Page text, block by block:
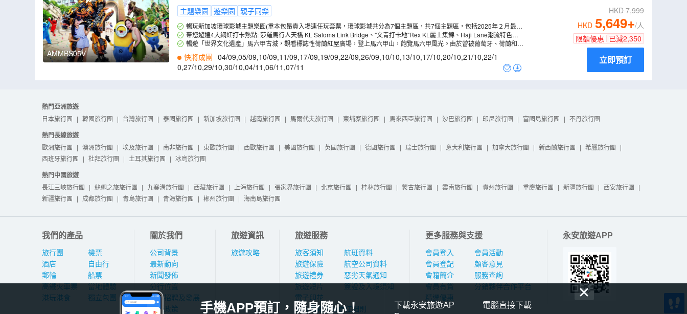
AMMBS05V
主題樂園 遊樂園 親子同樂
暢玩新加坡環球影城主題樂園(重本包昂貴入場連任玩套票，環球影城共分為7個主題區，共7個主題區，包括2025年２月最新
推出的「小小兵樂園」，以《神偷奶爸》和《小小兵》系列電影為主題、世界最高的雙軌過山車等。更可於世界級的節慶大道TM
購買限量紀念品、品嚐地道美食，盡興而歸。
帶您遊遍4大網紅打卡熱點: 莎羅馬行人天橋 KL Saloma Link Bridge、"文青打卡地"Rex KL麗士集錦、Haji Lane潮流特色小
巷、七彩階梯"黑風洞。
暢遊「世界文化遺產」馬六甲古城，觀看標誌性荷蘭紅屋廣場，登上馬六甲山，飽覽馬六甲風光。由於曾被葡萄牙、荷蘭和英
國殖民統治，所以遺留了許多殖民時期的古建築，當中以東亞地區最古老的荷蘭式建築物～荷蘭紅屋最為著名。還有紅教堂、葡
萄牙城堡、聖保羅大教堂等，形成一個古城區。
快將成團 04/09,05/09,10/09,11/09,17/09,19/09,22/09,26/09,10/10,13/10,17/10,20/10,21/10,22/1
0,27/10,29/10,30/10,04/11 ,06/11 ,07/11
HKD7,999
HKD 5,649+/人
限額優惠 已減2,350
立即預訂
熱門亞洲旅遊
日本旅行團 | 韓國旅行團 | 台灣旅行團 | 泰國旅行團 | 新加坡旅行團 | 越南旅行團 | 馬爾代夫旅行團 | 柬埔寨旅行團 | 馬來西亞旅行團 | 沙巴旅行團 | 印尼旅行團 | 富國島旅行團 | 不丹旅行團
熱門長線旅遊
歐洲旅行團 | 澳洲旅行團 | 埃及旅行團 | 南非旅行團 | 東歐旅行團 | 西歐旅行團 | 美國旅行團 | 英國旅行團 | 德國旅行團 | 瑞士旅行團 | 意大利旅行團 | 加拿大旅行團 | 新西蘭旅行團 | 希臘旅行團 |
西班牙旅行團 | 杜拜旅行團 | 土耳其旅行團 | 冰島旅行團
熱門中國旅遊
長江三峽旅行團 | 絲綢之旅旅行團 | 九寨溝旅行團 | 西藏旅行團 | 上海旅行團 | 張家界旅行團 | 北京旅行團 | 桂林旅行團 | 蒙古旅行團 | 雲南旅行團 | 貴州旅行團 | 重慶旅行團 | 新疆旅行團 | 西安旅行團 |
新疆旅行團 | 成都旅行團 | 青島旅行團 | 青海旅行團 | 郴州旅行團 | 海南島旅行團
我們的產品
旅行團
酒店
郵輪
高鐵火車票
港玩港食
機票
自由行
船票
當地體驗
獨立包團
關於我們
公司背景
最新動向
新聞發佈
分行位置
人才招聘及發展
私隱政策
旅遊資訊
旅遊攻略
旅遊服務
旅客須知
旅遊保險
旅遊禮券
旅遊短片
電子印花
航班資料
航空公司資料
惡劣天氣通知
簽證及入境須知
旅行團報名及責任細則
更多服務與支援
會員登入
會員登記
會籍簡介
會員有賞
精選優惠
會員活動
顧客意見
服務查詢
分銷夥伴合作平台
永安旅遊APP
手機APP預訂，隨身隨心！
下載永安旅遊AP
電腦直接下載